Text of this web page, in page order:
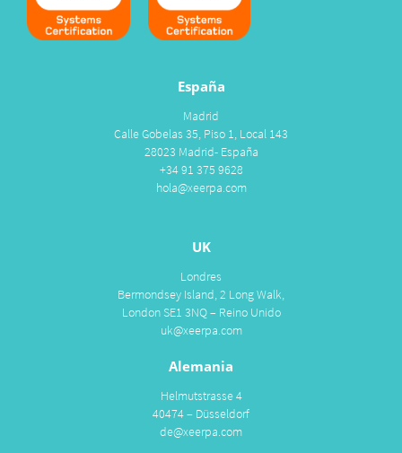
España
Madrid
Calle Gobelas 35, Piso 1, Local 143
28023 Madrid- España
+34 91 375 9628
hola@xeerpa.com
UK
Londres
Bermondsey Island, 2 Long Walk,
London SE1 3NQ – Reino Unido
uk@xeerpa.com
Alemania
Helmutstrasse 4
40474 – Düsseldorf
de@xeerpa.com